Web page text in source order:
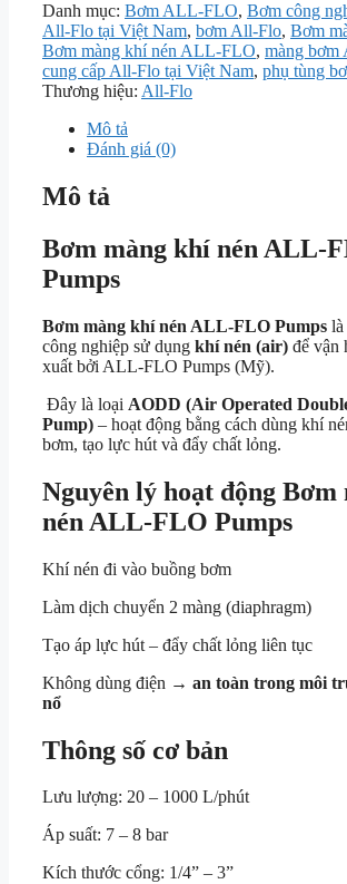
Danh mục: Bơm ALL-FLO, Bơm công
All-Flo tại Việt Nam, bơm All-Flo, Bơm
Bơm màng khí nén ALL-FLO, màng bơm
cung cấp All-Flo tại Việt Nam, phụ tùng
Thương hiệu: All-Flo
Mô tả
Đánh giá (0)
Mô tả
Bơm màng khí nén ALL-
Pumps
Bơm màng khí nén ALL-FLO Pumps là
công nghiệp sử dụng khí nén (air) để vận
xuất bởi ALL-FLO Pumps (Mỹ).
Đây là loại AODD (Air Operated
Pump) – hoạt động bằng cách dùng khí
bơm, tạo lực hút và đẩy chất lỏng.
Nguyên lý hoạt động Bơm
nén ALL-FLO Pumps
Khí nén đi vào buồng bơm
Làm dịch chuyển 2 màng (diaphragm)
Tạo áp lực hút – đẩy chất lỏng liên tục
Không dùng điện → an toàn trong môi
nổ
Thông số cơ bản
Lưu lượng: 20 – 1000 L/phút
Áp suất: 7 – 8 bar
Kích thước cổng: 1/4” – 3”